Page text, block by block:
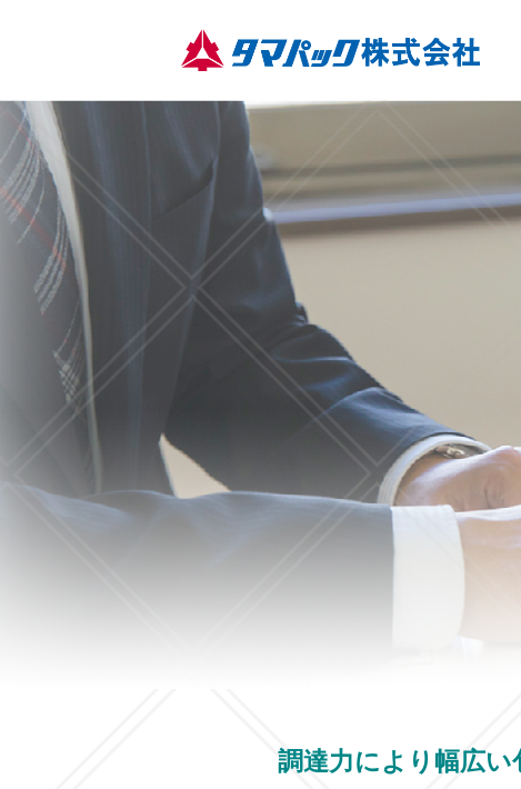
調達力により幅広